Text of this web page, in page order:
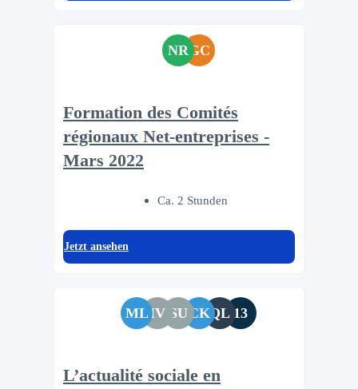
NRGC
Formation des Comités
régionaux Net-entreprises -
Mars 2022
Ca. 2 Stunden
Jetzt ansehen
ML IV SU CKQL 13
L’actualité sociale en